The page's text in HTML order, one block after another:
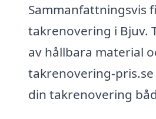
Sammanfattningsvis
takrenovering i Bjuv.
av hållbara material
takrenovering-
din takrenovering